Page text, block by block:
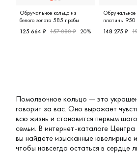
Обручальное кольцо из
белого золота 585 пробы
Мужские, парные, белое
125 664 ₽ 157 080 ₽ 20%
Обручальное
платины 950
148 275 ₽
Помолвочное кольцо — это
говорит за вас. Оно выражает
всю жизнь и становится первым
семьи. В интернет-каталоге
вы найдете изысканные ювелирные
чтобы навсегда остаться в сердце